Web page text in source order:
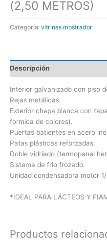
(2,50 METROS)
Categoría: vitrinas mostrador
Descripción
Interior galvanizado con piso
Rejas metálicas.
Exterior chapa blanca con
formica de colores).
Puertas batientes en acero
Patas plásticas reforzadas.
Doble vidriado (termopanel
Sistema de frio frozado.
Unidad condensadora motor
*IDEAL PARA LÁCTEOS Y
Productos